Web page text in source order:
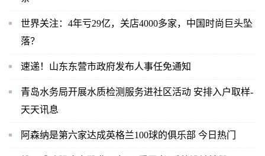
世界关注：4年亏29亿，关店4000多家，中国时尚巨头坠
落？
速递！山东东营市政府发布人事任免通知
青岛水务局开展水质检测服务进社区活动 安排入户取样-
天天讯息
阿森纳是第六家达成英格兰100球的俱乐部 今日热门